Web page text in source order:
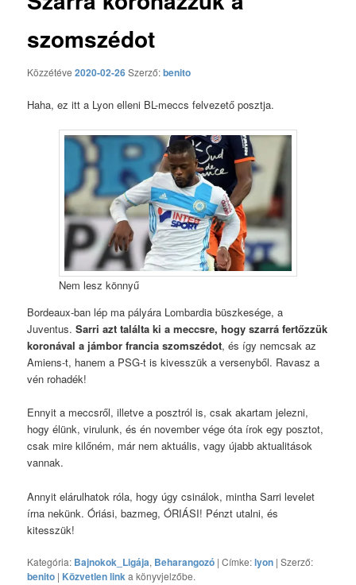
szomszédot
Közzétéve2020-02-26Szerző:benito
Haha, ez itt a Lyon elleni BL-meccs felvezető posztja.
Nem lesz könnyű
Bordeaux-ban lép ma pályára Lombardia büszkesége, a
Juventus.Sarri azt találta ki a meccsre, hogy szarrá fertőzzük
koronával a jámbor francia szomszédot, és így nemcsak az
Amiens-t, hanem a PSG-t is kivesszük a versenyből. Ravasz a
vén rohadék!
Ennyit a meccsről, illetve a posztról is, csak akartam jelezni,
hogy élünk, virulunk, és én november vége óta írok egy posztot,
csak mire kilőném, már nem aktuális, vagy újabb aktualitások
vannak.
Annyit elárulhatok róla, hogy úgy csinálok, mintha Sarri levelet
írna nekünk. Óriási, bazmeg, ÓRIÁSI! Pénzt utalni, és
kitesszük!
Kategória: Bajnokok_Ligája, Beharangozó | Címke:lyon | Szerző:
benito | Közvetlen linka könyvjelzőbe.